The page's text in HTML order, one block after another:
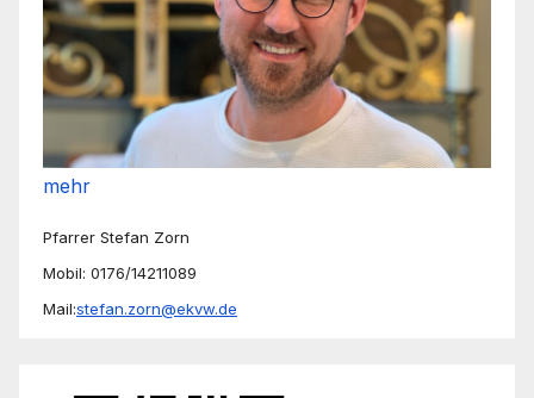
mehr
Pfarrer Stefan Zorn
Mobil: 0176/14211089
Mail:stefan.zorn@ekvw.de